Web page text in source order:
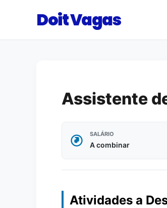
Doit Vagas
Assistente
SALÁRIO
A combinar
Atividades a